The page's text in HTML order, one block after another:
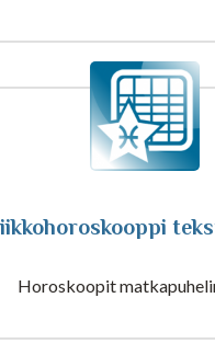
palvelut
Kädestäennustaja
Horoskoopit